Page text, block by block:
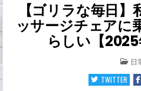
【ゴリラな毎日
ッサージチェアに
らしい【2025
IN
日
TWITTER